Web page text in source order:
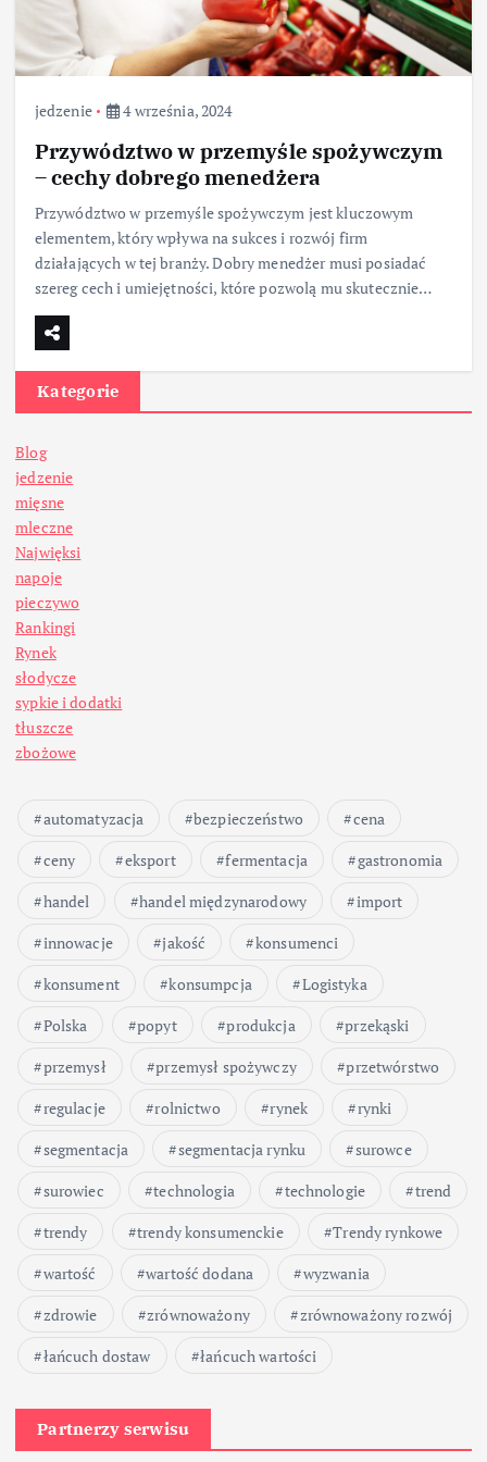
jedzenie 4 września, 2024
Przywództwo w przemyśle spożywczym
– cechy dobrego menedżera
Przywództwo w przemyśle spożywczym jest kluczowym
elementem, który wpływa na sukces i rozwój firm
działających w tej branży. Dobry menedżer musi posiadać
szereg cech i umiejętności, które pozwolą mu skutecznie…
Kategorie
Blog
jedzenie
mięsne
mleczne
Najwięksi
napoje
pieczywo
Rankingi
Rynek
słodycze
sypkie i dodatki
tłuszcze
zbożowe
automatyzacja bezpieczeństwo
cena
ceny
eksport fermentacja
gastronomia
handel
handel międzynarodowy
import
innowacje
jakość
konsumenci
konsument
konsumpcja
Logistyka
Polska
popyt produkcja
przekąski
przemysł
przemysł spożywczy
przetwórstwo
regulacje
rolnictwo rynek
rynki
segmentacja
segmentacja rynku
surowce
surowiec
technologia technologie
trend
trendy
trendy konsumenckie
Trendy rynkowe
wartość
wartość dodana
wyzwania
zdrowie
zrównoważony
zrównoważony rozwój
łańcuch dostaw
łańcuch wartości
Partnerzy serwisu